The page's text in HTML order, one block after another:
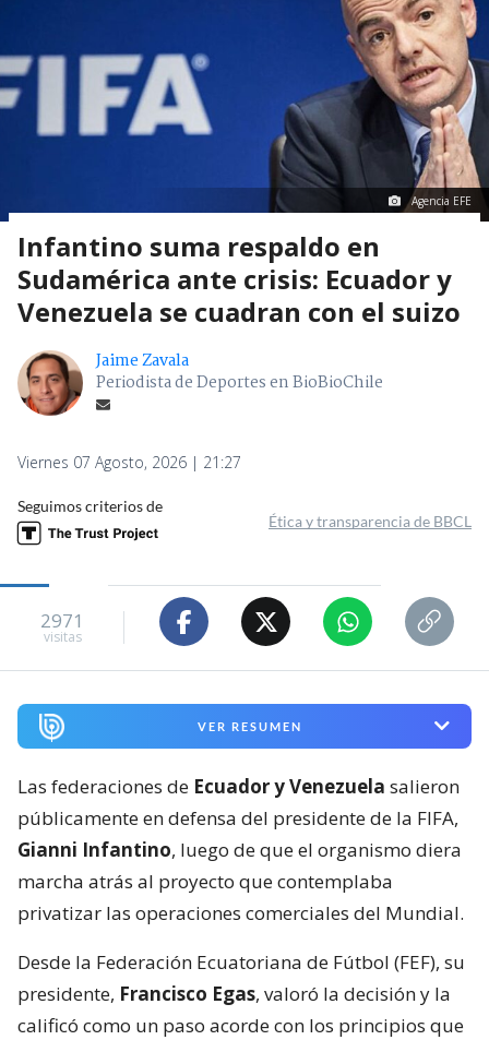
Agencia EFE
Infantino suma respaldo en
Sudamérica ante crisis: Ecuador y
Venezuela se cuadran con el suizo
Jaime Zavala
Periodista de Deportes en BioBioChile
Viernes 07 Agosto, 2026 | 21:27
Seguimos criterios de
Ética y transparencia de BBCL
2971
visitas
VER RESUMEN
Las federaciones de Ecuador y Venezuela salieron
públicamente en defensa del presidente de la FIFA,
Gianni Infantino, luego de que el organismo diera
marcha atrás al proyecto que contemplaba
privatizar las operaciones comerciales del Mundial.
Desde la Federación Ecuatoriana de Fútbol (FEF), su
presidente, Francisco Egas, valoró la decisión y la
calificó como un paso acorde con los principios que